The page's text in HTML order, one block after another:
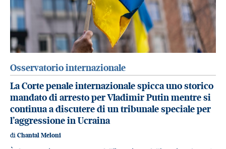
Osservatorio internazionale
La Corte penale internazionale spicca uno storico
mandato di arresto per Vladimir Putin mentre si
continua a discutere di un tribunale speciale per
l’aggressione in Ucraina
di Chantal Meloni